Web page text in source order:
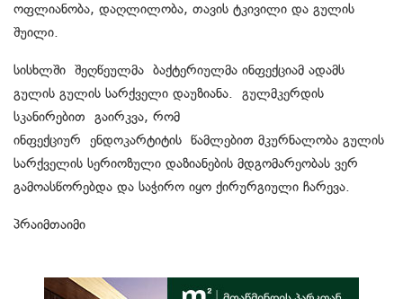
ოფლიანობა, დაღლილობა, თავის ტკივილი და გულის
შუილი.
სისხლში შეღწეულმა ბაქტერიულმა ინფექციამ ადამს
გულის გულის სარქველი დაუზიანა. გულმკერდის
სკანირებით გაირკვა, რომ
ინფექციურ ენდოკარტიტის წამლებით მკურნალობა გულის
სარქველის სერიოზული დაზიანების მდგომარეობას ვერ
გამოასწორებდა და საჭირო იყო ქირურგიული ჩარევა.
პრაიმთაიმი